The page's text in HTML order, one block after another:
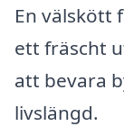
En välskött
ett fräscht
att bevara
livslängd.